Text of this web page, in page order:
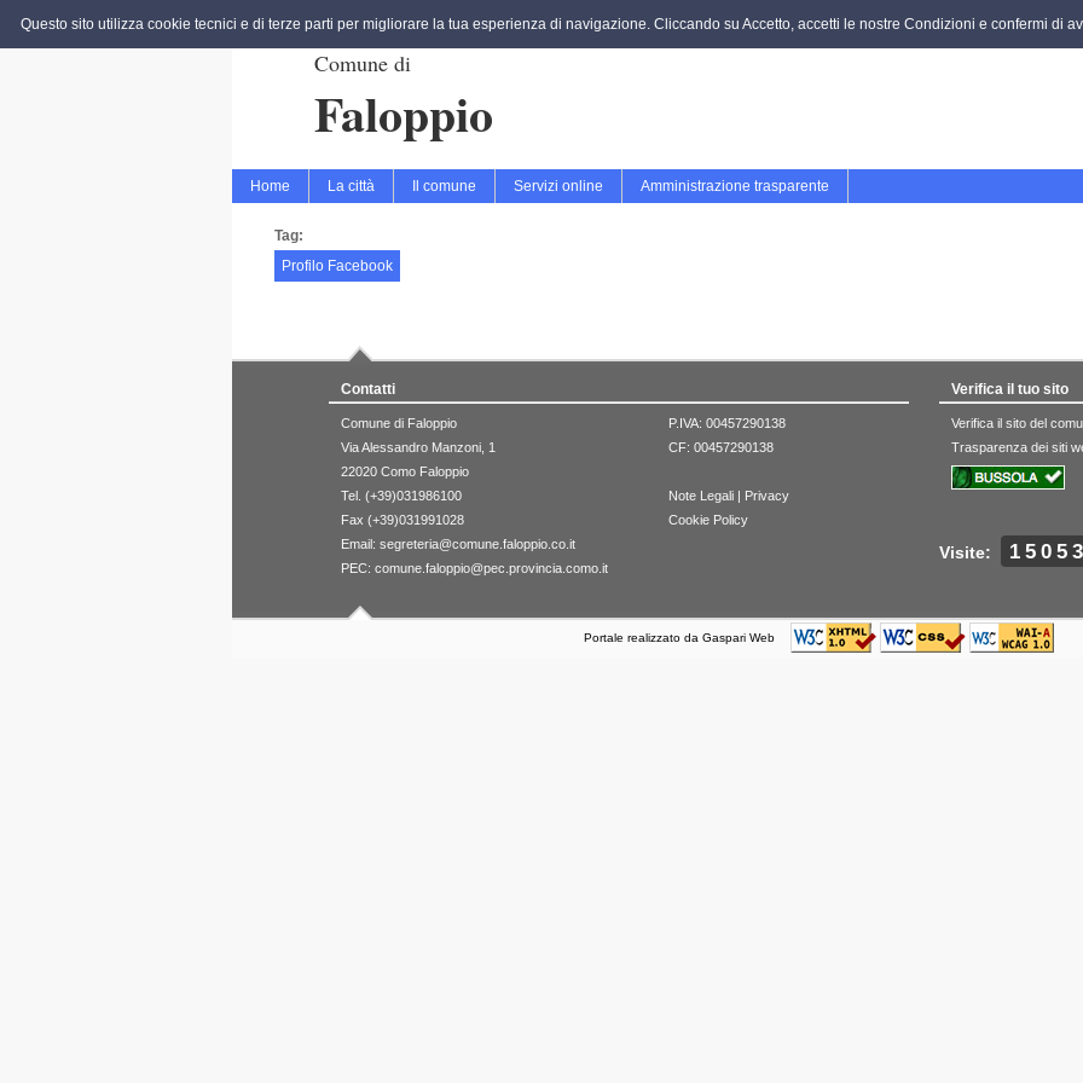
Comune di
Faloppio
Home La città Il comune Servizi online Amministrazione trasparente
Tag:
Profilo Facebook
Contatti
Comune di Faloppio
Via Alessandro Manzoni, 1
22020 Como Faloppio
Tel. (+39)031986100
Fax (+39)031991028
Email: segreteria@comune.faloppio.co.it
PEC: comune.faloppio@pec.provincia.como.it
P.IVA: 00457290138
CF: 00457290138
Note Legali | Privacy
Cookie Policy
Verifica il tuo sito
Verifica il sito del
Trasparenza dei siti
Visite:
Portale realizzato da Gaspari Web
Questo sito utilizza cookie tecnici e di terze parti per migliorare la tua esperienza di navigazione. Cliccando su Accetto, accetti le nostre Condizioni e confermi di